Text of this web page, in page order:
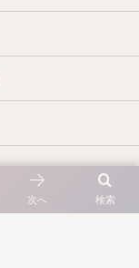
検索
次へ